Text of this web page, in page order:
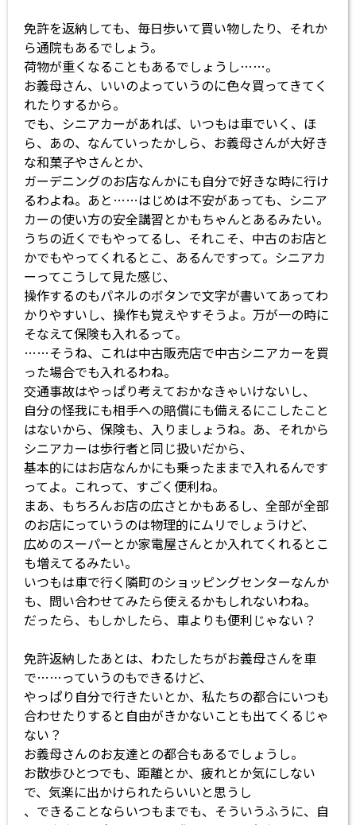
免許を返納しても、毎日歩いて買い物したり、それか
ら通院もあるでしょう。
荷物が重くなることもあるでしょうし……。
お義母さん、いいのよっていうのに色々買ってきてく
れたりするから。
でも、シニアカーがあれば、いつもは車でいく、ほ
ら、あの、なんていったかしら、お義母さんが大好き
な和菓子やさんとか、
ガーデニングのお店なんかにも自分で好きな時に行け
るわよね。あと……はじめは不安があっても、シニア
カーの使い方の安全講習とかもちゃんとあるみたい。
うちの近くでもやってるし、それこそ、中古のお店と
かでもやってくれるとこ、あるんですって。シニアカ
ーってこうして見た感じ、
操作するのもパネルのボタンで文字が書いてあってわ
かりやすいし、操作も覚えやすそうよ。万が一の時に
そなえて保険も入れるって。
……そうね、これは中古販売店で中古シニアカーを買
った場合でも入れるわね。
交通事故はやっぱり考えておかなきゃいけないし、
自分の怪我にも相手への賠償にも備えるにこしたこと
はないから、保険も、入りましょうね。あ、それから
シニアカーは歩行者と同じ扱いだから、
基本的にはお店なんかにも乗ったままで入れるんです
ってよ。これって、すごく便利ね。
まあ、もちろんお店の広さとかもあるし、全部が全部
のお店にっていうのは物理的にムリでしょうけど、
広めのスーパーとか家電屋さんとか入れてくれるとこ
も増えてるみたい。
いつもは車で行く隣町のショッピングセンターなんか
も、問い合わせてみたら使えるかもしれないわね。
だったら、もしかしたら、車よりも便利じゃない？
免許返納したあとは、わたしたちがお義母さんを車
で……っていうのもできるけど、
やっぱり自分で行きたいとか、私たちの都合にいつも
合わせたりすると自由がきかないことも出てくるじゃ
ない？
お義母さんのお友達との都合もあるでしょうし。
お散歩ひとつでも、距離とか、疲れとか気にしない
で、気楽に出かけられたらいいと思うし
、できることならいつもまでも、そういうふうに、自